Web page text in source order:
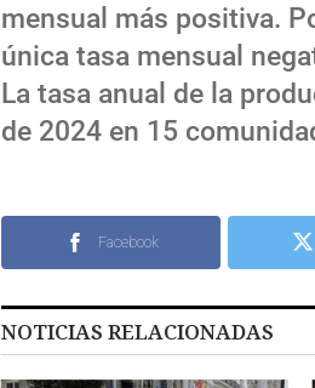
mensual más positiva.
única tasa mensual
La tasa anual de la
de 2024 en 15
Facebook
NOTICIAS RELACIONADAS